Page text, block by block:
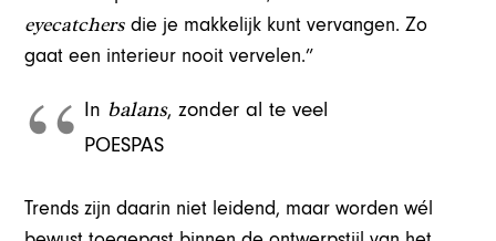
eyecatchers die je makkelijk kunt vervangen. Zo
gaat een interieur nooit vervelen.”
In balans, zonder al te veel
POESPAS
Trends zijn daarin niet leidend, maar worden wél